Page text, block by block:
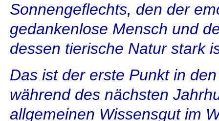
Sonnengeflechts, den der
gedankenlose Mensch und
dessen tierische Natur stark
Das ist der erste Punkt in
während des nächsten
allgemeinen Wissensgut im